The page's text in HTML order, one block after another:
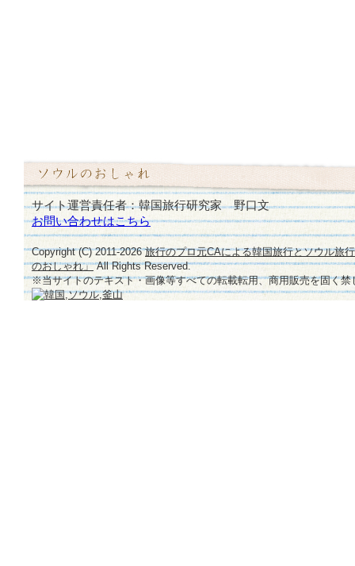
サイト運営責任者：韓国旅行研究家 野口文
お問い合わせはこちら
Copyright (C) 2011-2026旅行のプロ元CAによる韓国旅行とソウル旅
のおしゃれ」All Rights Reserved.
※当サイトのテキスト・画像等すべての転載転用、商用販売を固く禁